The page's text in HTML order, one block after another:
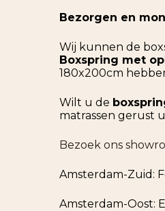
Bezorgen en
Wij kunnen de
Boxspring met
180x200cm
Wilt u de
matrassen gerust
Bezoek ons
Amsterdam-Zuid:
Amsterdam-Oost: